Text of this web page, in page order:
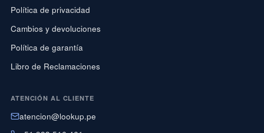
Política de privacidad
Cambios y devoluciones
Política de garantía
Libro de Reclamaciones
ATENCIÓN AL CLIENTE
atencion@lookup.pe